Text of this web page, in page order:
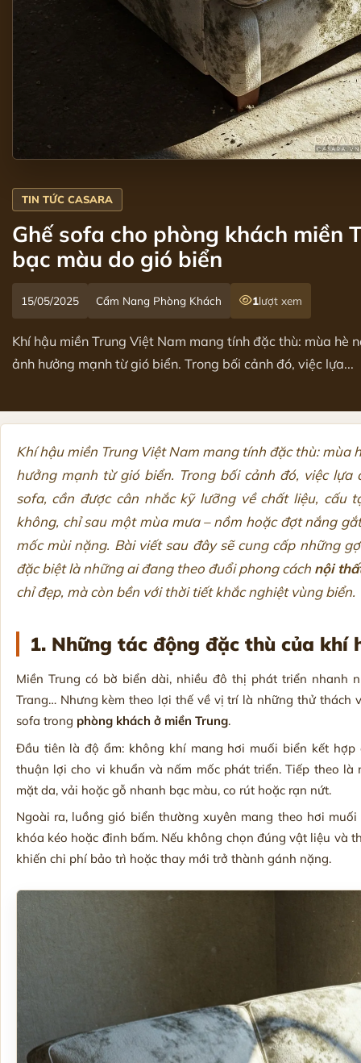
Ghế sofa cho phòng khách miền
bạc màu do gió biển
15/05/2025 Cẩm Nang Phòng Khách 1lượt xem
Khí hậu miền Trung Việt Nam mang tính đặc thù: mùa hè
ảnh hưởng mạnh từ gió biển. Trong bối cảnh đó, việc lựa...
Khí hậu miền Trung Việt Nam mang tính đặc thù: mùa
hưởng mạnh từ gió biển. Trong bối cảnh đó, việc
sofa, cần được cân nhắc kỹ lưỡng về chất liệu, cấu
không, chỉ sau một mùa mưa – nồm hoặc đợt nắng
mốc mùi nặng. Bài viết sau đây sẽ cung cấp những
đặc biệt là những ai đang theo đuổi phong cách nội
chỉ đẹp, mà còn bền với thời tiết khắc nghiệt vùng biển.
1. Những tác động đặc thù của khí
Miền Trung có bờ biển dài, nhiều đô thị phát triển nhanh
Trang… Nhưng kèm theo lợi thế về vị trí là những thử thách
sofa trong phòng khách ở miền Trung.
Đầu tiên là độ ẩm: không khí mang hơi muối biển kết
thuận lợi cho vi khuẩn và nấm mốc phát triển. Tiếp theo
mặt da, vải hoặc gỗ nhanh bạc màu, co rút hoặc rạn nứt.
Ngoài ra, luồng gió biển thường xuyên mang theo hơi
khóa kéo hoặc đinh bấm. Nếu không chọn đúng vật liệu và
khiến chi phí bảo trì hoặc thay mới trở thành gánh nặng.